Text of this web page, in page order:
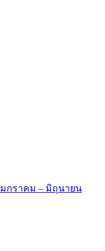
มกราคม – มิถุนายน